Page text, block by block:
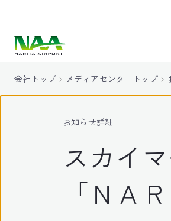
会社トップ メディアセンタートップ
お知らせ詳細
スカイ
「ＮＡ